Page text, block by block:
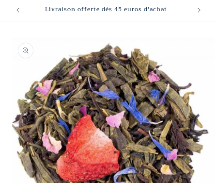
Livraison offerte dès 45 euros d'achat
informations
produits